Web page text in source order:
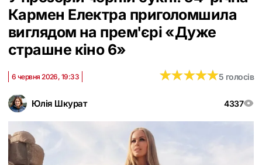
Кармен Електра приголомшила
виглядом на прем'єрі «Дуже
страшне кіно 6»
Юлія Шкурат 4337
6 червня 2026, 19:33 ★★★★★
★★★★★5 голосів